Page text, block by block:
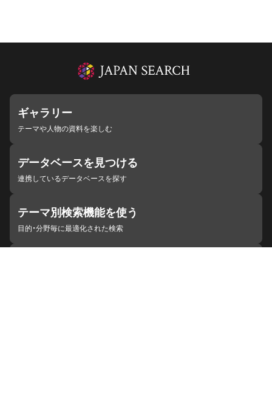
ギャラリー
テーマや人物の資料を楽しむ
データベースを見つける
連携しているデータベースを探す
テーマ別検索機能を使う
目的・分野毎に最適化された検索